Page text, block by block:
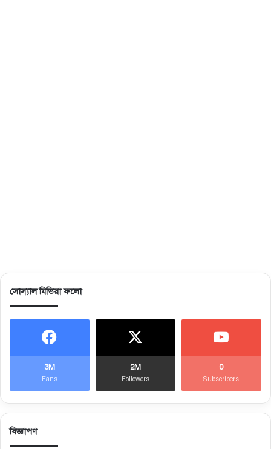
সোস্যাল মিডিয়া ফলো
3M
Fans
2M
Followers
0
Subscribers
বিজ্ঞাপণ